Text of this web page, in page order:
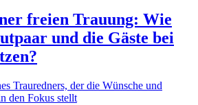
freien Trauung: Wie
und die Gäste bei